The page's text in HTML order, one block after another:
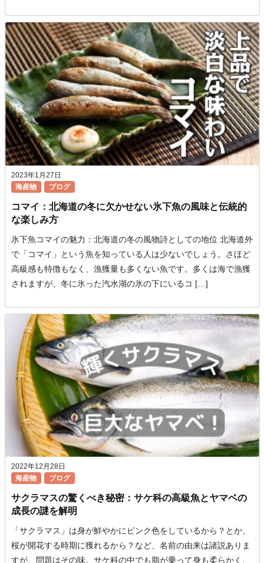
2023年1月27日
海産物
ブログ
コマイ：北海道の冬に欠かせない氷下魚の風味と伝統的
な楽しみ方
氷下魚コマイの魅力：北海道の冬の風物詩としての地位 北海道外
で「コマイ」という魚を知っている人は少ないでしょう。さほど
高級感も特徴もなく、漁獲量も多くない魚です。多くは海で漁獲
されますが、冬に氷った汽水湖の氷の下にいるコ […]
2022年12月28日
海産物
ブログ
サクラマスの驚くべき秘密：サケ科の高級魚とヤマベの
成長の謎を解明
「サクラマス」は身が鮮やかにピンク色をしているから？とか、
桜が開花する時期に獲れるから？など、名前の由来は諸説ありま
すが、問題はその味。サケ科の中でも脂が乗って身も柔らかく、